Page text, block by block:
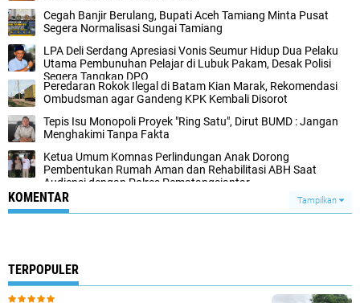
Cegah Banjir Berulang, Bupati Aceh Tamiang Minta Pusat
Segera Normalisasi Sungai Tamiang
LPA Deli Serdang Apresiasi Vonis Seumur Hidup Dua Pelaku
Utama Pembunuhan Pelajar di Lubuk Pakam, Desak Polisi
Segera Tangkap DPO
Peredaran Rokok Ilegal di Batam Kian Marak, Rekomendasi
Ombudsman agar Gandeng KPK Kembali Disorot
Tepis Isu Monopoli Proyek "Ring Satu", Dirut BUMD : Jangan
Menghakimi Tanpa Fakta
Ketua Umum Komnas Perlindungan Anak Dorong
Pembentukan Rumah Aman dan Rehabilitasi ABH Saat
Audiensi dengan Polres Pematangsiantar
KOMENTAR Tampilkan
TERPOPULER